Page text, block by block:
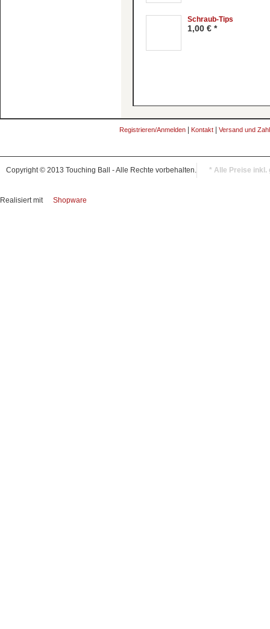
Schraub-Tips
1,00 € *
Registrieren/Anmelden Kontakt Versand und
Copyright © 2013 Touching Ball - Alle Rechte vorbehalten. * Alle Preise inkl.
Realisiert mit Shopware